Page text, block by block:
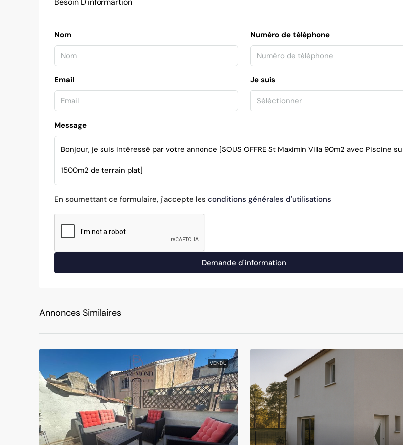
Besoin D'informartion
Nom Numéro de téléphone
Email Je suis
Séléctionner
Message
En soumettant ce formulaire, j'accepte les conditions générales d'utilisations
Demande d'information
Annonces Similaires
VENDU